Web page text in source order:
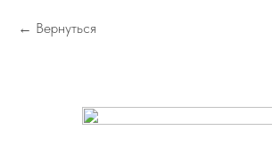
Вернуться